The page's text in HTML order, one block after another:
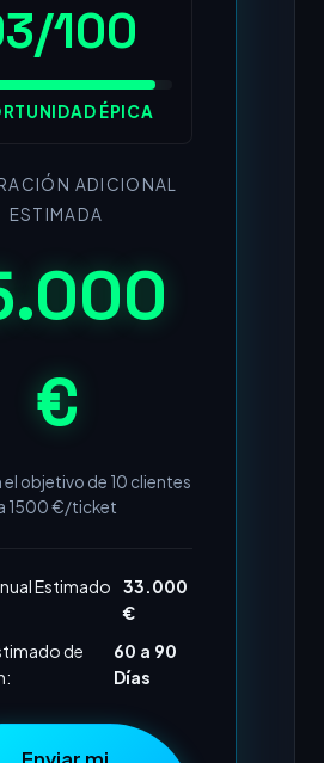
100
ÉPICA
ADICIONAL
ESTIMADA
€
el objetivo de 10 clientes
1500€/ticket
Estimado
33.000
€
de
60 a 90
Días